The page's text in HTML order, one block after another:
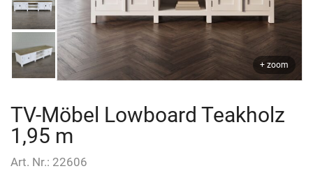
+ zoom
TV-Möbel Lowboard Teakholz
1,95 m
Art. Nr.: 22606